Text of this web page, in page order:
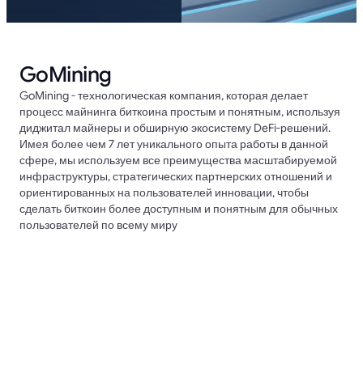
GoMining
GoMining - технологическая компания, которая делает
процесс майнинга биткоина простым и понятным, используя
диджитал майнеры и обширную экосистему DeFi-решений.
Имея более чем 7 лет уникального опыта работы в данной
сфере, мы используем все преимущества масштабируемой
инфраструктуры, стратегических партнерских отношений и
ориентированных на пользователей инновации, чтобы
сделать биткоин более доступным и понятным для обычных
пользователей по всему миру